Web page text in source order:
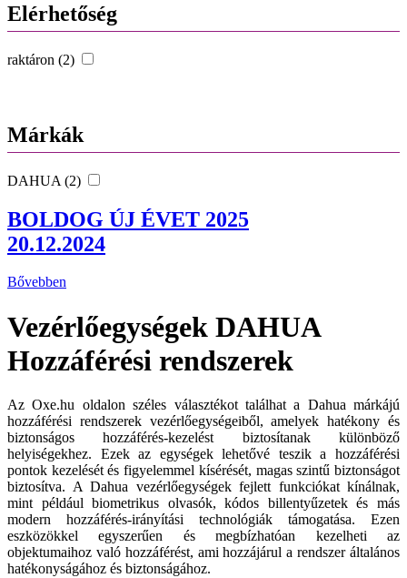
Elérhetőség
raktáron (2)
Márkák
DAHUA (2)
BOLDOG ÚJ ÉVET 2025
20.12.2024
Bővebben
Vezérlőegységek DAHUA
Hozzáférési rendszerek
Az Oxe.hu oldalon széles választékot találhat a Dahua márkájú
hozzáférési rendszerek vezérlőegységeiből, amelyek hatékony és
biztonságos hozzáférés-kezelést biztosítanak különböző
helyiségekhez. Ezek az egységek lehetővé teszik a hozzáférési
pontok kezelését és figyelemmel kísérését, magas szintű biztonságot
biztosítva. A Dahua vezérlőegységek fejlett funkciókat kínálnak,
mint például biometrikus olvasók, kódos billentyűzetek és más
modern hozzáférés-irányítási technológiák támogatása. Ezen
eszközökkel egyszerűen és megbízhatóan kezelheti az
objektumaihoz való hozzáférést, ami hozzájárul a rendszer általános
hatékonyságához és biztonságához.